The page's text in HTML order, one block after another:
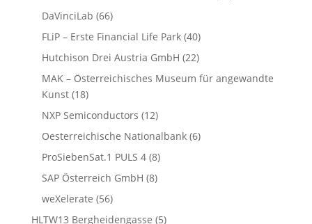
DaVinciLab (66)
FLiP – Erste Financial Life Park(40)
Hutchison Drei Austria GmbH (22)
MAK – Österreichisches Museum für angewandte
Kunst(18)
NXP Semiconductors (12)
Oesterreichische Nationalbank(6)
ProSiebenSat.1 PULS 4(8)
SAP Österreich GmbH (8)
weXelerate (56)
HLTW13 Bergheidengasse (5)